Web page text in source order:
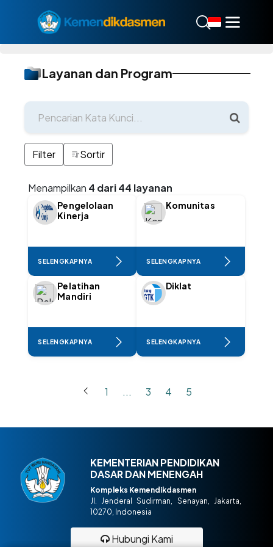
Layanan dan Program
Filter Sortir
Menampilkan 4 dari 44 layanan
Pengelolaan
Kinerja
SELENGKAPNYA
Komunitas
SELENGKAPNYA
Pelatihan
Mandiri
SELENGKAPNYA
Diklat
SELENGKAPNYA
1 ... 3 4 5
KEMENTERIAN PENDIDIKAN
DASAR DAN MENENGAH
Kompleks Kemendikdasmen
Jl. Jenderal Sudirman, Senayan, Jakarta,
10270, Indonesia
Hubungi Kami